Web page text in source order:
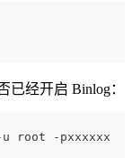
经开启 Binlog：
root -pxxxxxx